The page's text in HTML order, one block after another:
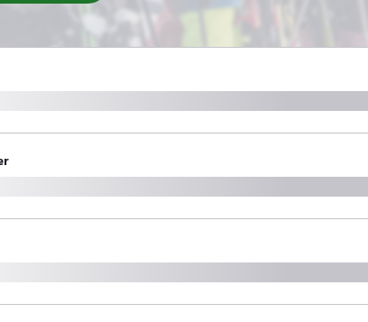
Heart Hotels
og lækker mad!